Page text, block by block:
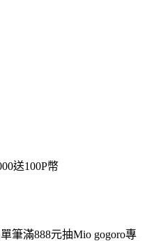
送100P幣
筆滿888元抽Mio gogoro專